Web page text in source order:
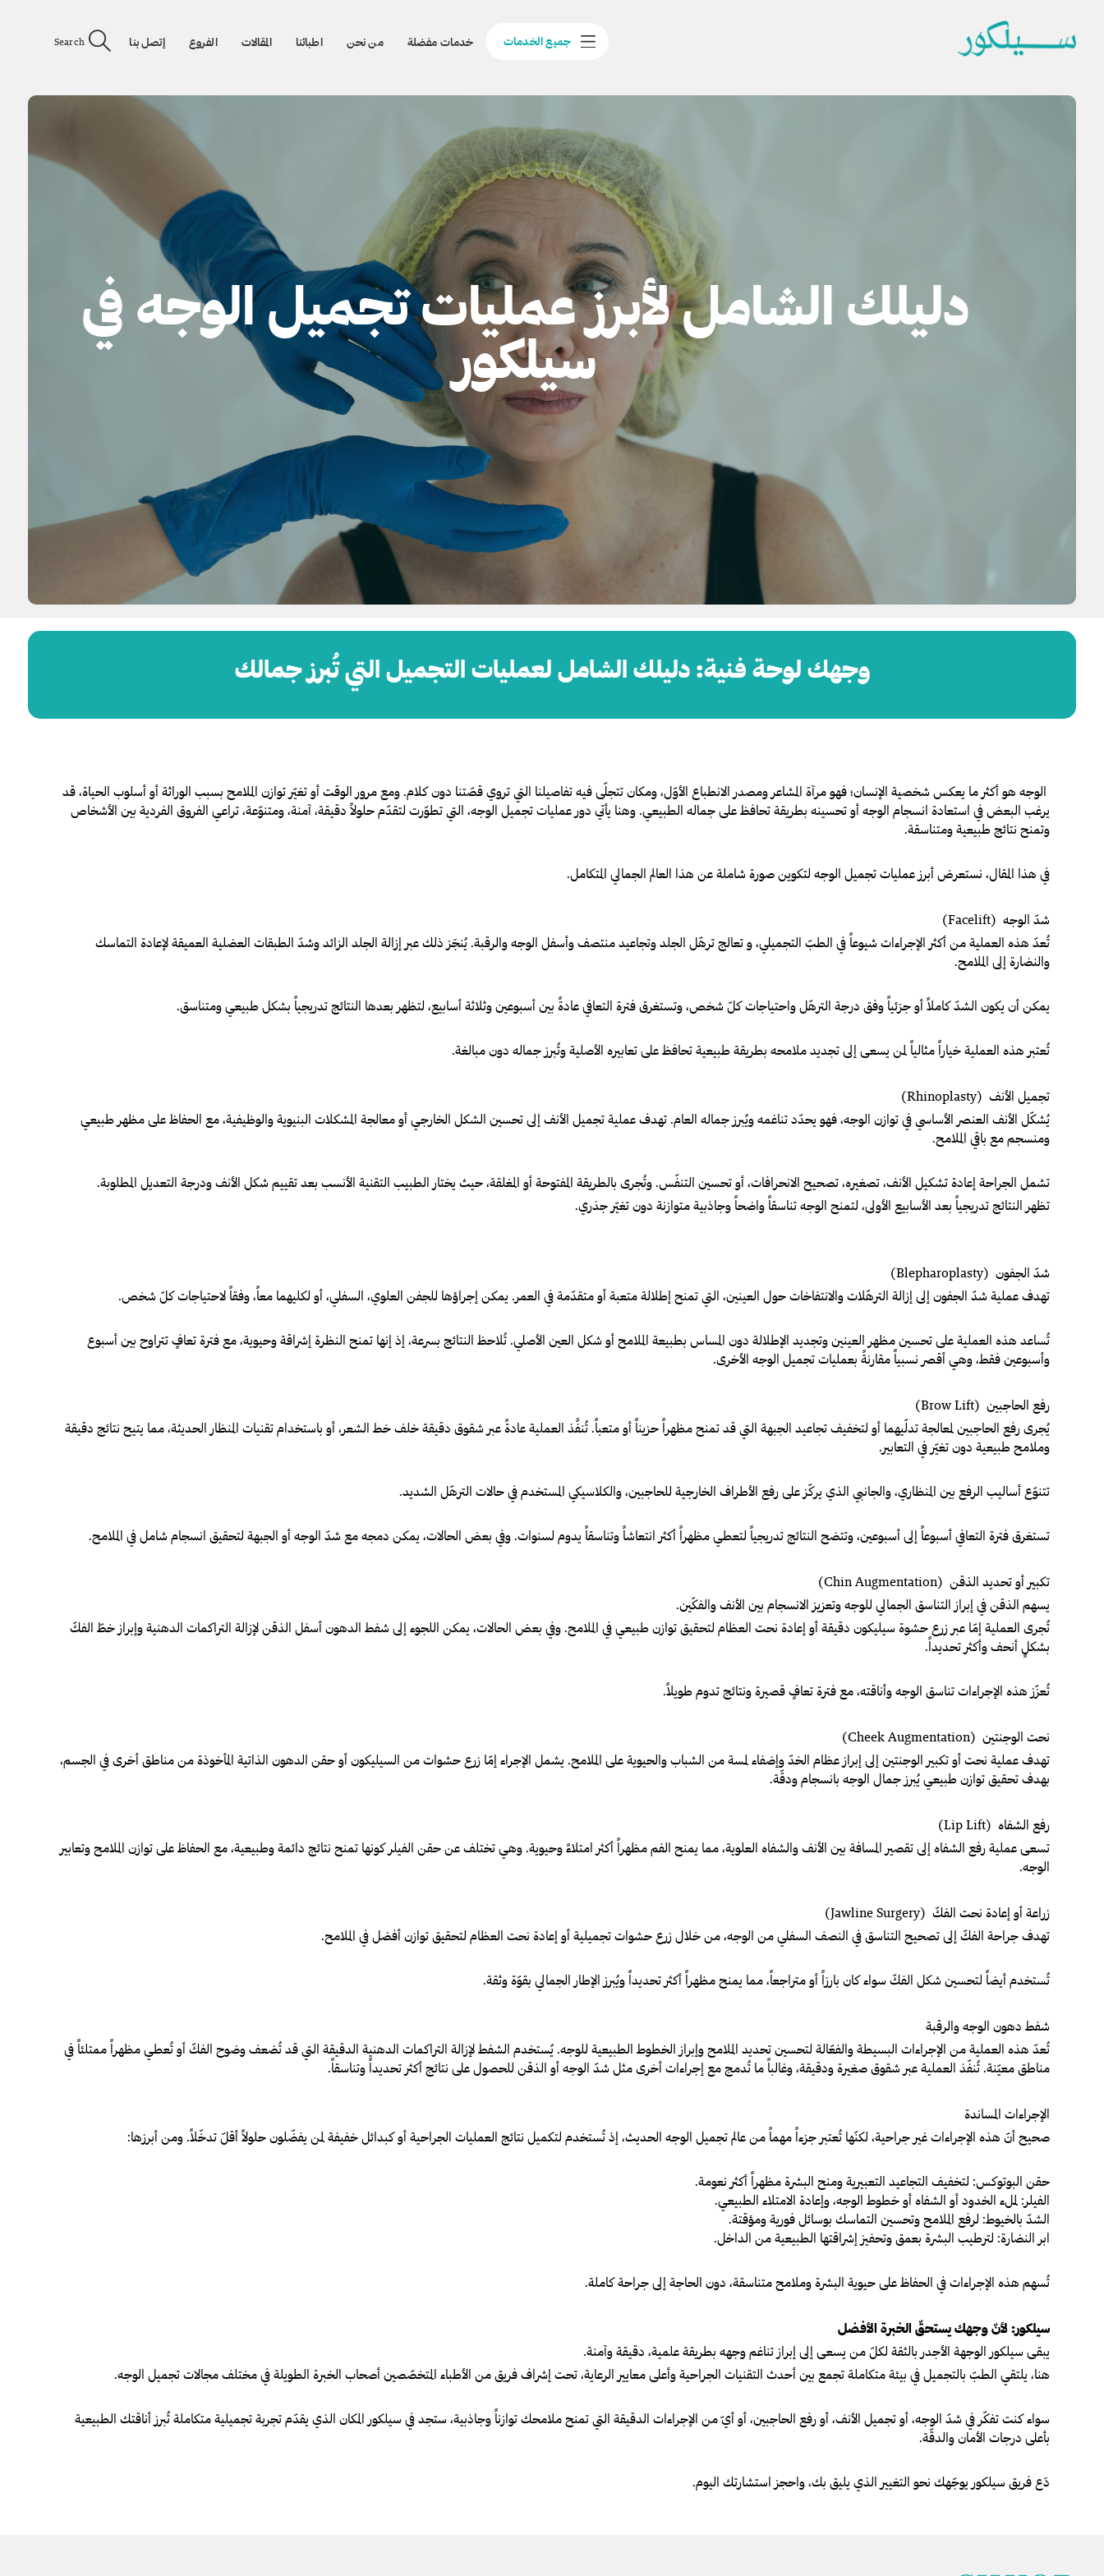
جميع الخدمات خدمات مفضلة من نحن اطبائنا المقالات الفروع إتصل بنا Search
دليلك الشامل لأبرز عمليات تجميل الوجه في
سيلكور
وجهك لوحة فنية: دليلك الشامل لعمليات التجميل التي تُبرز جمالك
الوجه هو أكثر ما يعكس شخصية الإنسان؛ فهو مرآة المشاعر ومصدر الانطباع الأوّل، ومكان تتجلّى فيه تفاصيلنا التي تروي قصّتنا دون كلام. ومع مرور الوقت أو تغيّر توازن الملامح بسبب الوراثة أو أسلوب الحياة، قد
يرغب البعض في استعادة انسجام الوجه أو تحسينه بطريقة تحافظ على جماله الطبيعي. وهنا يأتي دور عمليات تجميل الوجه، التي تطوّرت لتقدّم حلولاً دقيقة، آمنة، ومتنوّعة، تراعي الفروق الفردية بين الأشخاص
وتمنح نتائج طبيعية ومتناسقة.
في هذا المقال، نستعرض أبرز عمليات تجميل الوجه لتكوين صورة شاملة عن هذا العالم الجمالي المتكامل.
شدّ الوجه (Facelift)
تُعدّ هذه العملية من أكثر الإجراءات شيوعاً في الطبّ التجميلي، و تعالج ترهّل الجلد وتجاعيد منتصف وأسفل الوجه والرقبة. يُنجَز ذلك عبر إزالة الجلد الزائد وشدّ الطبقات العضلية العميقة لإعادة التماسك
والنضارة إلى الملامح.
يمكن أن يكون الشدّ كاملاً أو جزئياً وفق درجة الترهّل واحتياجات كلّ شخص، وتستغرق فترة التعافي عادةً بين أسبوعين وثلاثة أسابيع، لتظهر بعدها النتائج تدريجياً بشكل طبيعي ومتناسق.
تُعتبر هذه العملية خياراً مثالياً لمن يسعى إلى تجديد ملامحه بطريقة طبيعية تحافظ على تعابيره الأصلية وتُبرز جماله دون مبالغة.
تجميل الأنف (Rhinoplasty)
يُشكّل الأنف العنصر الأساسي في توازن الوجه، فهو يحدّد تناغمه ويُبرز جماله العام. تهدف عملية تجميل الأنف إلى تحسين الشكل الخارجي أو معالجة المشكلات البنيوية والوظيفية، مع الحفاظ على مظهر طبيعي
ومنسجم مع باقي الملامح.
تشمل الجراحة إعادة تشكيل الأنف، تصغيره، تصحيح الانحرافات، أو تحسين التنفّس. وتُجرى بالطريقة المفتوحة أو المغلقة، حيث يختار الطبيب التقنية الأنسب بعد تقييم شكل الأنف ودرجة التعديل المطلوبة.
تظهر النتائج تدريجياً بعد الأسابيع الأولى، لتمنح الوجه تناسقاً واضحاً وجاذبية متوازنة دون تغيّر جذري.
شدّ الجفون (Blepharoplasty)
تهدف عملية شدّ الجفون إلى إزالة الترهّلات والانتفاخات حول العينين، التي تمنح إطلالة متعبة أو متقدّمة في العمر. يمكن إجراؤها للجفن العلوي، السفلي، أو لكليهما معاً، وفقاً لاحتياجات كلّ شخص.
تُساعد هذه العملية على تحسين مظهر العينين وتجديد الإطلالة دون المساس بطبيعة الملامح أو شكل العين الأصلي. تُلاحظ النتائج بسرعة، إذ إنها تمنح النظرة إشراقة وحيوية، مع فترة تعافٍ تتراوح بين أسبوع
وأسبوعين فقط، وهي أقصر نسبياً مقارنةً بعمليات تجميل الوجه الأخرى.
رفع الحاجبين (Brow Lift)
يُجرى رفع الحاجبين لمعالجة تدلّيهما أو لتخفيف تجاعيد الجبهة التي قد تمنح مظهراً حزيناً أو متعباً. تُنفَّذ العملية عادةً عبر شقوق دقيقة خلف خط الشعر، أو باستخدام تقنيات المنظار الحديثة، مما يتيح نتائج دقيقة
وملامح طبيعية دون تغيّر في التعابير.
تتنوّع أساليب الرفع بين المنظاري، والجانبي الذي يركّز على رفع الأطراف الخارجية للحاجبين، والكلاسيكي المستخدم في حالات الترهّل الشديد.
تستغرق فترة التعافي أسبوعاً إلى أسبوعين، وتتضح النتائج تدريجياً لتعطي مظهراً أكثر انتعاشاً وتناسقاً يدوم لسنوات. وفي بعض الحالات، يمكن دمجه مع شدّ الوجه أو الجبهة لتحقيق انسجام شامل في الملامح.
تكبير أو تحديد الذقن (Chin Augmentation)
يسهم الذقن في إبراز التناسق الجمالي للوجه وتعزيز الانسجام بين الأنف والفكّين.
تُجرى العملية إمّا عبر زرع حشوة سيليكون دقيقة أو إعادة نحت العظام لتحقيق توازن طبيعي في الملامح. وفي بعض الحالات، يمكن اللجوء إلى شفط الدهون أسفل الذقن لإزالة التراكمات الدهنية وإبراز خطّ الفكّ
بشكلٍ أنحف وأكثر تحديداً.
تُعزّز هذه الإجراءات تناسق الوجه وأناقته، مع فترة تعافٍ قصيرة ونتائج تدوم طويلاً.
نحت الوجنتين (Cheek Augmentation)
تهدف عملية نحت أو تكبير الوجنتين إلى إبراز عظام الخدّ وإضفاء لمسة من الشباب والحيوية على الملامح. يشمل الإجراء إمّا زرع حشوات من السيليكون أو حقن الدهون الذاتية المأخوذة من مناطق أخرى في الجسم،
بهدف تحقيق توازن طبيعي يُبرز جمال الوجه بانسجام ودقّة.
رفع الشفاه (Lip Lift)
تسعى عملية رفع الشفاه إلى تقصير المسافة بين الأنف والشفاه العلوية، مما يمنح الفم مظهراً أكثر امتلاءً وحيوية. وهي تختلف عن حقن الفيلر كونها تمنح نتائج دائمة وطبيعية، مع الحفاظ على توازن الملامح وتعابير
الوجه.
زراعة أو إعادة نحت الفكّ (Jawline Surgery)
تهدف جراحة الفكّ إلى تصحيح التناسق في النصف السفلي من الوجه، من خلال زرع حشوات تجميلية أو إعادة نحت العظام لتحقيق توازن أفضل في الملامح.
تُستخدم أيضاً لتحسين شكل الفكّ سواء كان بارزاً أو متراجعاً، مما يمنح مظهراً أكثر تحديداً ويُبرز الإطار الجمالي بقوّة وثقة.
شفط دهون الوجه والرقبة
تُعدّ هذه العملية من الإجراءات البسيطة والفعّالة لتحسين تحديد الملامح وإبراز الخطوط الطبيعية للوجه. يُستخدم الشفط لإزالة التراكمات الدهنية الدقيقة التي قد تُضعف وضوح الفكّ أو تُعطي مظهراً ممتلئاً في
مناطق معيّنة. تُنفّذ العملية عبر شقوق صغيرة ودقيقة، وغالباً ما تُدمج مع إجراءات أخرى مثل شدّ الوجه أو الذقن للحصول على نتائج أكثر تحديداً وتناسقاً.
الإجراءات المساندة
صحيح أنّ هذه الإجراءات غير جراحية، لكنّها تُعتبر جزءاً مهماً من عالم تجميل الوجه الحديث، إذ تُستخدم لتكميل نتائج العمليات الجراحية أو كبدائل خفيفة لمن يفضّلون حلولاً أقلّ تدخّلاً. ومن أبرزها:
حقن البوتوكس: لتخفيف التجاعيد التعبيرية ومنح البشرة مظهراً أكثر نعومة.
الفيلر: لملء الخدود أو الشفاه أو خطوط الوجه، وإعادة الامتلاء الطبيعي.
الشدّ بالخيوط: لرفع الملامح وتحسين التماسك بوسائل فورية ومؤقتة.
ابر النضارة: لترطيب البشرة بعمق وتحفيز إشراقتها الطبيعية من الداخل.
تُسهم هذه الإجراءات في الحفاظ على حيوية البشرة وملامح متناسقة، دون الحاجة إلى جراحة كاملة.
سيلكور: لأنّ وجهك يستحقّ الخبرة الأفضل
يبقى سيلكور الوجهة الأجدر بالثقة لكلّ من يسعى إلى إبراز تناغم وجهه بطريقة علمية، دقيقة وآمنة.
هنا، يلتقي الطبّ بالتجميل في بيئة متكاملة تجمع بين أحدث التقنيات الجراحية وأعلى معايير الرعاية، تحت إشراف فريق من الأطباء المتخصّصين أصحاب الخبرة الطويلة في مختلف مجالات تجميل الوجه.
سواء كنت تفكّر في شدّ الوجه، أو تجميل الأنف، أو رفع الحاجبين، أو أيّ من الإجراءات الدقيقة التي تمنح ملامحك توازناً وجاذبية، ستجد في سيلكور المكان الذي يقدّم تجربة تجميلية متكاملة تُبرز أناقتك الطبيعية
بأعلى درجات الأمان والدقّة.
دَع فريق سيلكور يوجّهك نحو التغيير الذي يليق بك، واحجز استشارتك اليوم.